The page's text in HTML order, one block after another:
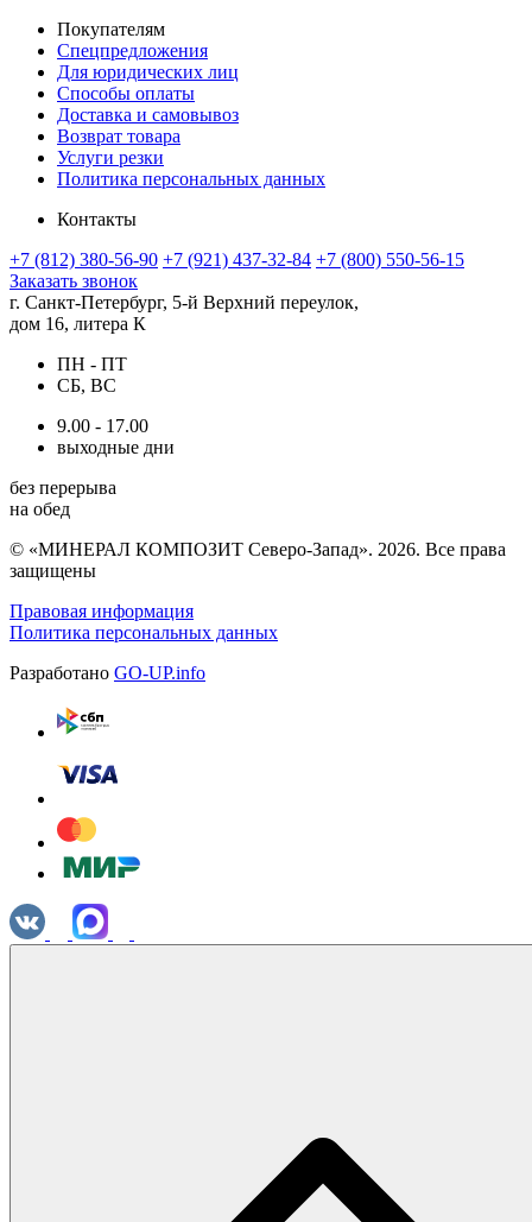
Покупателям
Спецпредложения
Для юридических лиц
Способы оплаты
Доставка и самовывоз
Возврат товара
Услуги резки
Политика персональных данных
Контакты
+7 (812) 380-56-90 +7 (921) 437-32-84 +7 (800) 550-56-15
Заказать звонок
г. Санкт-Петербург, 5-й Верхний переулок,
дом 16, литера К
ПН - ПТ
СБ, ВС
9.00 - 17.00
выходные дни
без перерыва
на обед
© «МИНЕРАЛ КОМПОЗИТ Северо-Запад». 2026. Все права
защищены
Правовая информация
Политика персональных данных
Разработано GO-UP.info